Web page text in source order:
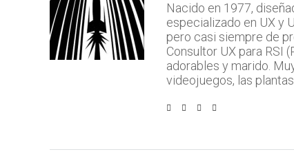
Nacido en 1977,
especializado en UX y
pero casi siempre de
Consultor UX para RSI
adorables y marido.
videojuegos, las